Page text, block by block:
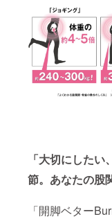
「大切にしたい
節。あなたの股
「開脚ベター